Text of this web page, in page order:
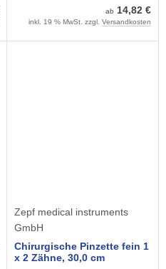
ab 14,82 €
inkl. 19 % MwSt. zzgl. Versandkosten
Zepf medical instruments
GmbH
Chirurgische Pinzette fein 1
x 2 Zähne, 30,0 cm